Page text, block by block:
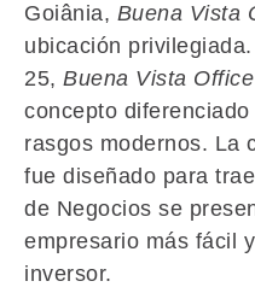
Goiânia, Buena Vista
ubicación
25, Buena Vista
concepto
rasgos modernos. La
fue diseñado para
de Negocios se
empresario más fácil
inversor.